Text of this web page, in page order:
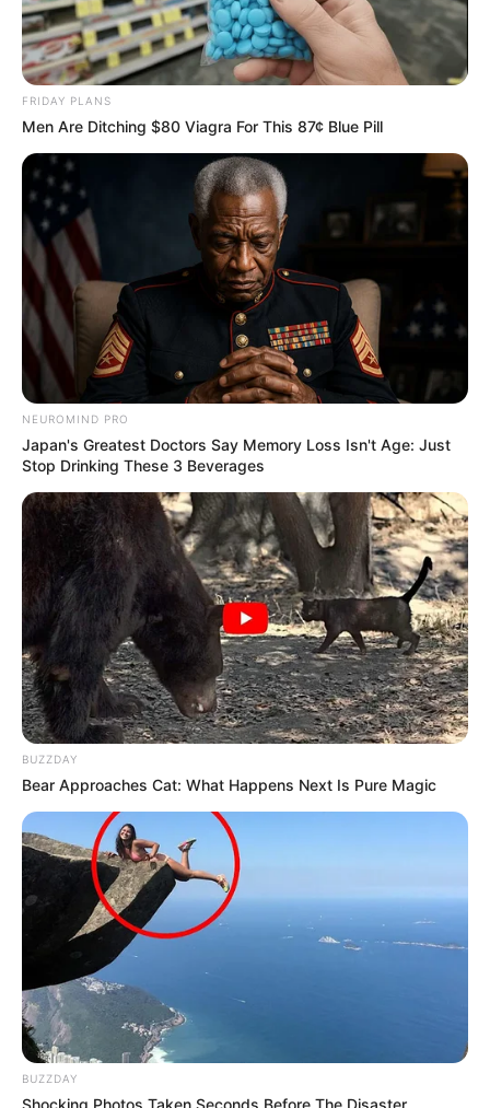
du Tiercé Quarté Quinté.
Pour vous aider à faire votre prono n’hésitez pas à utiliser
notre logiciel dePronostics-Spotou bien notre logiciel-Turf
ils ont l’avantage d’être gratuits.
Pronostics PMU de la presse du Quinté le
Turf complet du PRIX DE RIBEAUVILLE
Retrouvez tous les jours lespronostics de la presse sur
cette page .
Vincennes d’autrefois
FRIDAY PLANS
Men Are Ditching $80 Viagra For This 87¢ Blue Pill
NEUROMIND PRO
Japan's Greatest Doctors Say Memory Loss Isn't Age: Just
Stop Drinking These 3 Beverages
BUZZDAY
Bear Approaches Cat: What Happens Next Is Pure Magic
BUZZDAY
Shocking Photos Taken Seconds Before The Disaster